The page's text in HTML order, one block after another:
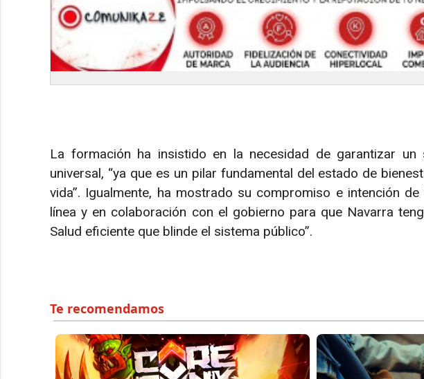
La formación ha insistido en la necesidad de garantizar un
universal, “ya que es un pilar fundamental del estado de
vida”. Igualmente, ha mostrado su compromiso e intención
línea y en colaboración con el gobierno para que Navarra
Salud eficiente que blinde el sistema público”.